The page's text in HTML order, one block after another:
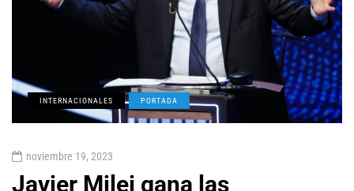
INTERNACIONALES PORTADA
noviembre 19, 2023
Javier Milei gana las